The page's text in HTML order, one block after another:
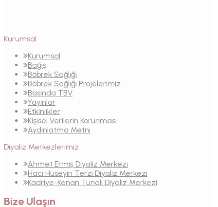
Kurumsal
Kurumsal
Bağış
Böbrek Sağlığı
Böbrek Sağlığı Projelerimiz
Basında TBV
Yayınlar
Etkinlikler
Kişisel Verilerin Korunması
Aydınlatma Metni
Diyaliz Merkezlerimiz
Ahmet Ermiş Diyaliz Merkezi
Hacı Hüseyin Terzi Diyaliz Merkezi
Kadriye-Kenan Tunalı Diyaliz Merkezi
Bize Ulaşın